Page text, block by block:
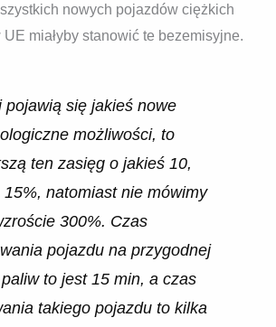
nowych pojazdów ciężkich
miałyby stanowić te bezemisyjne.
pojawią się jakieś nowe
możliwości, to
ten zasięg o jakieś 10,
15%, natomiast nie mówimy
300%. Czas
pojazdu na przygodnej
to jest 15 min, a czas
takiego pojazdu to kilka